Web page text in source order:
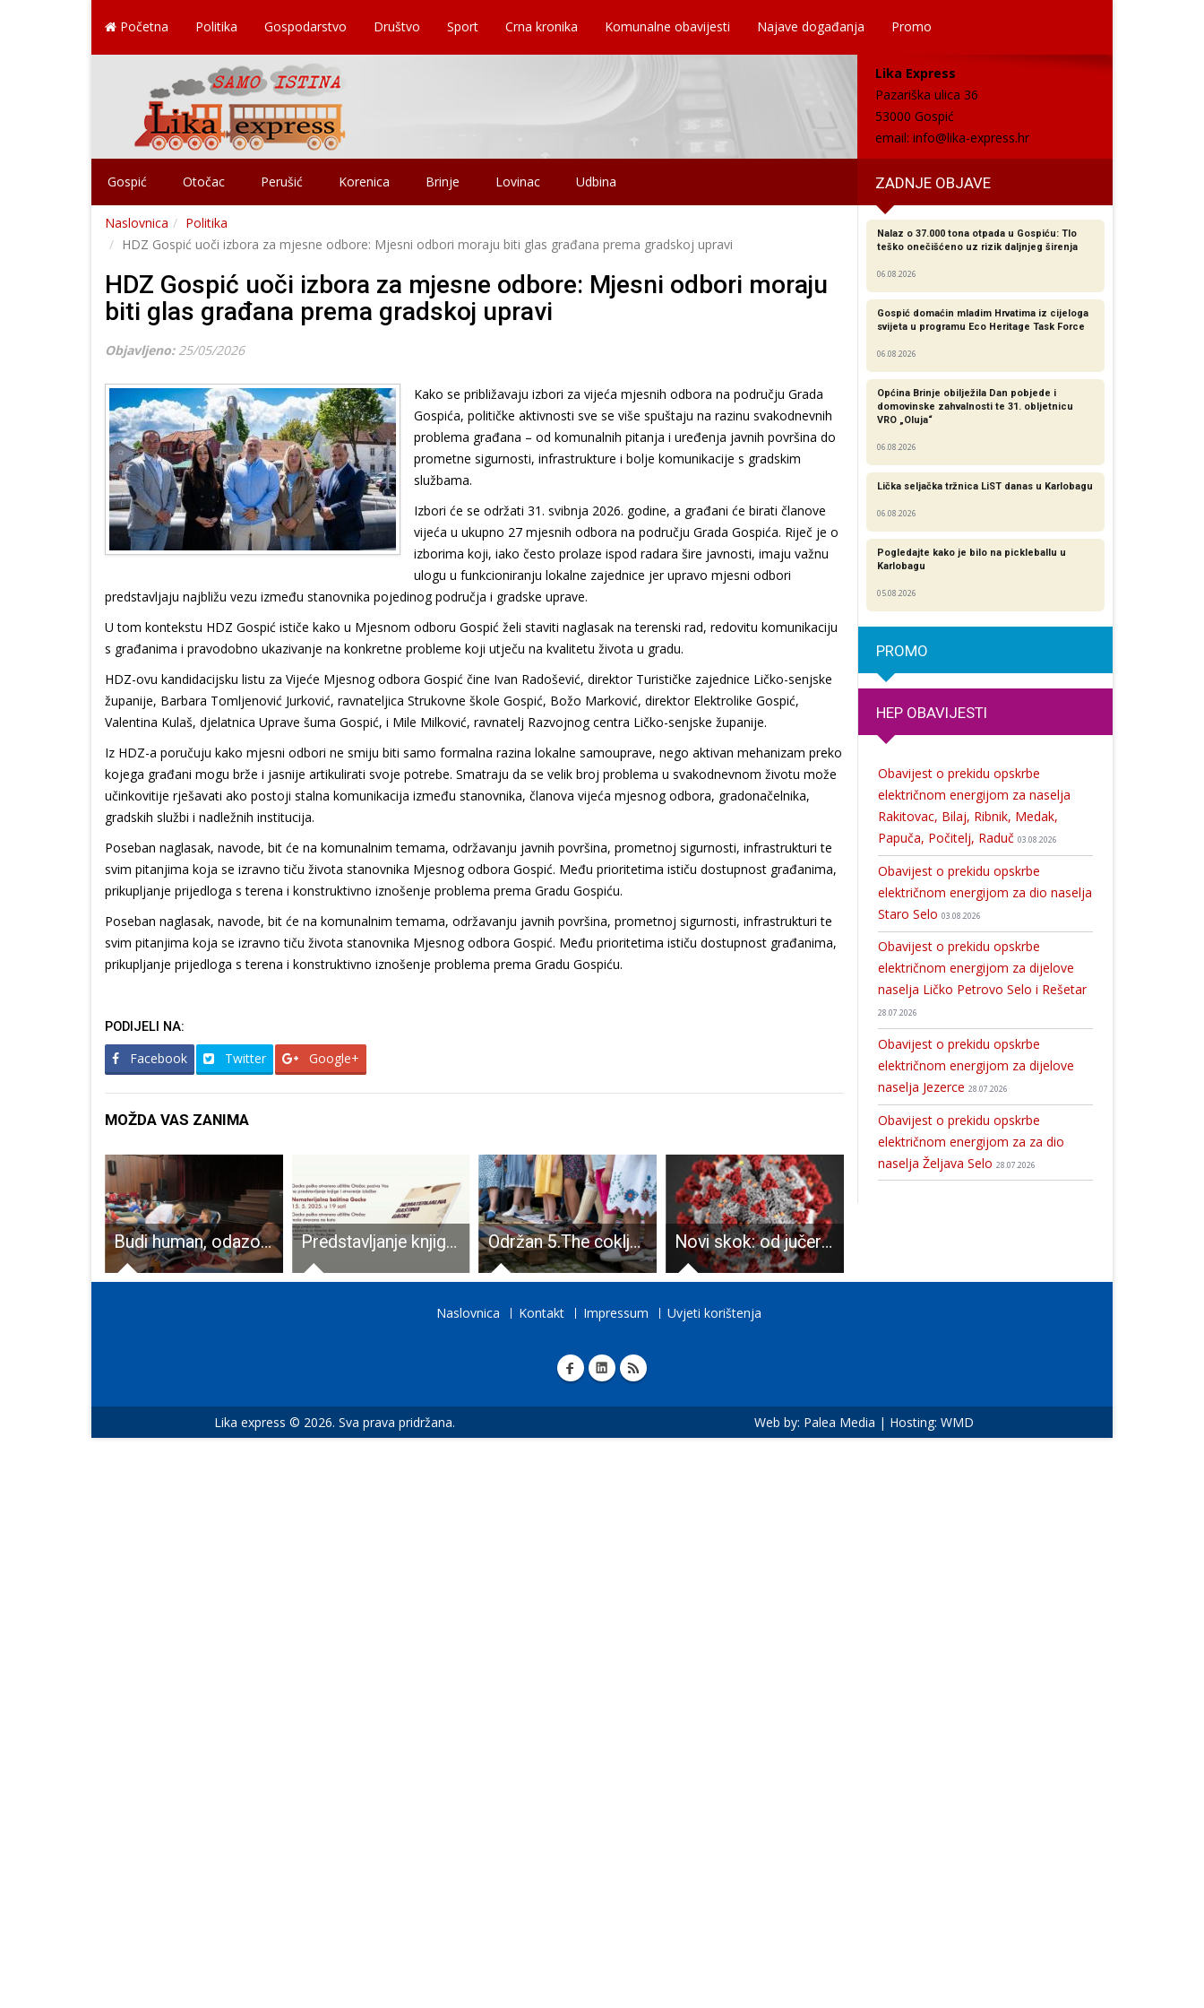
Početna Politika Gospodarstvo Društvo Sport Crna kronika Komunalne obavijesti Najave događanja Promo
Lika Express
Pazariška ulica 36
53000 Gospić
email: info@lika-express.hr
Gospić Otočac Perušić Korenica Brinje Lovinac Udbina ZADNJE OBJAVE
Naslovnica
Politika
HDZ Gospić uoči izbora za mjesne odbore: Mjesni odbori moraju biti glas građana prema gradskoj upravi
HDZ Gospić uoči izbora za mjesne odbore: Mjesni odbori moraju
biti glas građana prema gradskoj upravi
Objavljeno: 25/05/2026
Kako se približavaju izbori za vijeća mjesnih odbora na području Grada
Gospića, političke aktivnosti sve se više spuštaju na razinu svakodnevnih
problema građana – od komunalnih pitanja i uređenja javnih površina do
prometne sigurnosti, infrastrukture i bolje komunikacije s gradskim
službama.
Izbori će se održati 31. svibnja 2026. godine, a građani će birati članove
vijeća u ukupno 27 mjesnih odbora na području Grada Gospića. Riječ je o
izborima koji, iako često prolaze ispod radara šire javnosti, imaju važnu
ulogu u funkcioniranju lokalne zajednice jer upravo mjesni odbori
predstavljaju najbližu vezu između stanovnika pojedinog područja i gradske uprave.
U tom kontekstu HDZ Gospić ističe kako u Mjesnom odboru Gospić želi staviti naglasak na terenski rad, redovitu komunikaciju
s građanima i pravodobno ukazivanje na konkretne probleme koji utječu na kvalitetu života u gradu.
HDZ-ovu kandidacijsku listu za Vijeće Mjesnog odbora Gospić čine Ivan Radošević, direktor Turističke zajednice Ličko-senjske
županije, Barbara Tomljenović Jurković, ravnateljica Strukovne škole Gospić, Božo Marković, direktor Elektrolike Gospić,
Valentina Kulaš, djelatnica Uprave šuma Gospić, i Mile Milković, ravnatelj Razvojnog centra Ličko-senjske županije.
Iz HDZ-a poručuju kako mjesni odbori ne smiju biti samo formalna razina lokalne samouprave, nego aktivan mehanizam preko
kojega građani mogu brže i jasnije artikulirati svoje potrebe. Smatraju da se velik broj problema u svakodnevnom životu može
učinkovitije rješavati ako postoji stalna komunikacija između stanovnika, članova vijeća mjesnog odbora, gradonačelnika,
gradskih službi i nadležnih institucija.
Poseban naglasak, navode, bit će na komunalnim temama, održavanju javnih površina, prometnoj sigurnosti, infrastrukturi te
svim pitanjima koja se izravno tiču života stanovnika Mjesnog odbora Gospić. Među prioritetima ističu dostupnost građanima,
prikupljanje prijedloga s terena i konstruktivno iznošenje problema prema Gradu Gospiću.
Poseban naglasak, navode, bit će na komunalnim temama, održavanju javnih površina, prometnoj sigurnosti, infrastrukturi te
svim pitanjima koja se izravno tiču života stanovnika Mjesnog odbora Gospić. Među prioritetima ističu dostupnost građanima,
prikupljanje prijedloga s terena i konstruktivno iznošenje problema prema Gradu Gospiću.
PODIJELI NA:
Facebook Twitter Google+
MOŽDA VAS ZANIMA
Budi human, odazovi se na izvanrednu akciju darivanja krvi!!! Predstavljanje knjige “Nematerijalna baština Gacke” Održan 5.The coklje fest Novi skok: od jučer 19 novooboljelih od COVID-19
Nalaz o 37.000 tona otpada u Gospiću: Tlo
teško onečišćeno uz rizik daljnjeg širenja
06.08.2026
Gospić domaćin mladim Hrvatima iz cijeloga
svijeta u programu Eco Heritage Task Force
06.08.2026
Općina Brinje obilježila Dan pobjede i
domovinske zahvalnosti te 31. obljetnicu
VRO „Oluja“
06.08.2026
Lička seljačka tržnica LiST danas u Karlobagu
06.08.2026
Pogledajte kako je bilo na pickleballu u
Karlobagu
05.08.2026
PROMO
HEP OBAVIJESTI
Obavijest o prekidu opskrbe
električnom energijom za naselja
Rakitovac, Bilaj, Ribnik, Medak,
Papuča, Počitelj, Raduč 03.08.2026
Obavijest o prekidu opskrbe
električnom energijom za dio naselja
Staro Selo 03.08.2026
Obavijest o prekidu opskrbe
električnom energijom za dijelove
naselja Ličko Petrovo Selo i Rešetar
28.07.2026
Obavijest o prekidu opskrbe
električnom energijom za dijelove
naselja Jezerce 28.07.2026
Obavijest o prekidu opskrbe
električnom energijom za za dio
naselja Željava Selo 28.07.2026
Naslovnica Kontakt Impressum Uvjeti korištenja
Lika express © 2026. Sva prava pridržana. Web by: Palea Media | Hosting: WMD